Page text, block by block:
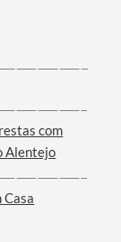
com
Alentejo
Casa